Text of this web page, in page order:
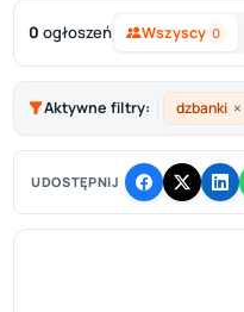
0 ogłoszeń Wszyscy 0
Aktywne filtry: dzbanki ×
UDOSTĘPNIJ